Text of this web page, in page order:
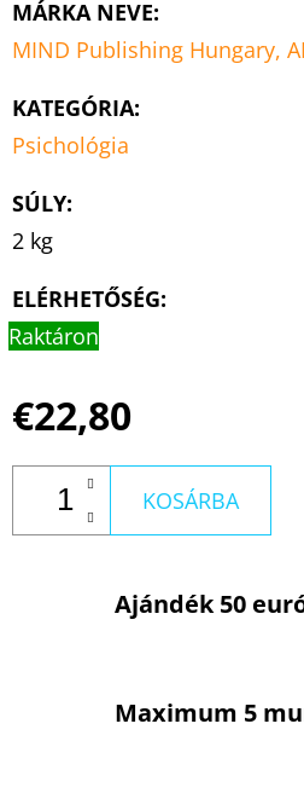
MÁRKA NEVE:
MIND Publishing Hungary,
KATEGÓRIA:
Psichológia
SÚLY:
2 kg
ELÉRHETŐSÉG:
Raktáron
€22,80
KOSÁRBA
Ajándék 50
Maximum 5